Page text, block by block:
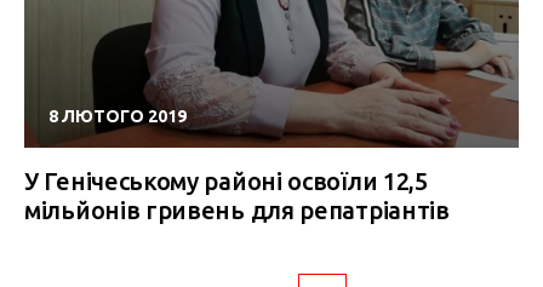
8 ЛЮТОГО 2019
У Генічеському районі освоїли 12,5
мільйонів гривень для репатріантів